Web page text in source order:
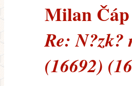
Milan Čáp
Re: N?zk?
(16692)